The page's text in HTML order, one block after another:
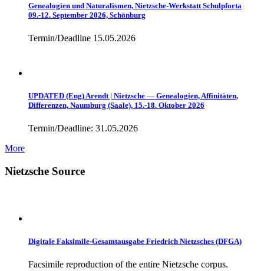
Genealogien und Naturalismen, Nietzsche-Werkstatt Schulpforta
09.-12. September 2026, Schönburg
Termin/Deadline 15.05.2026
UPDATED (Eng) Arendt | Nietzsche — Genealogien, Affinitäten,
Differenzen, Naumburg (Saale), 15.-18. Oktober 2026
Termin/Deadline: 31.05.2026
More
Nietzsche Source
Digitale Faksimile-Gesamtausgabe Friedrich Nietzsches (DFGA)
Facsimile reproduction of the entire Nietzsche corpus.